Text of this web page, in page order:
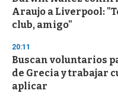
Araujo a Liverpool:
club, amigo"
20:11
Buscan voluntarios
de Grecia y trabajar
aplicar